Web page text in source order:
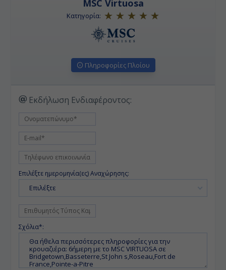
MSC Virtuosa
Κατηγορία:
Πληροφορίες Πλοίου
Εκδήλωση Ενδιαφέροντος:
Επιλέξτε ημερομηνία(ες) Αναχώρησης:
Επιλέξτε
Σχόλια*: